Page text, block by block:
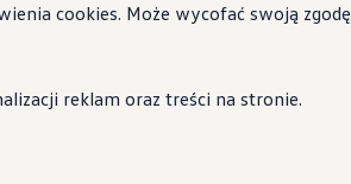
cookies. Może wycofać swoją zgodę
reklam oraz treści na stronie.